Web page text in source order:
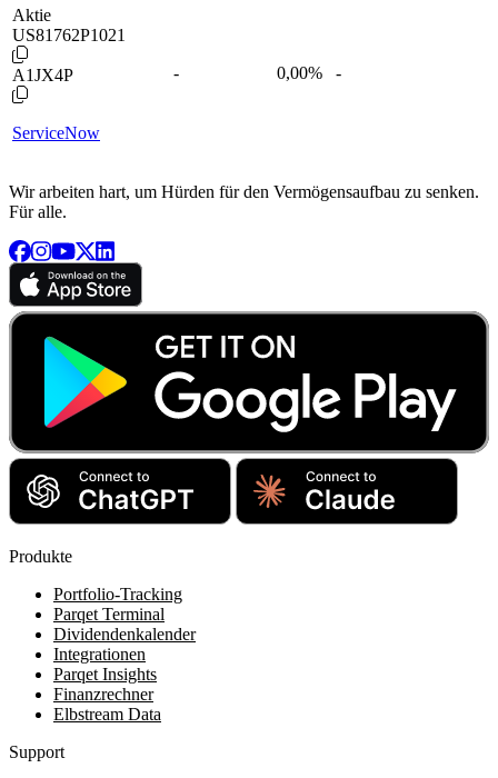
Aktie
US81762P1021
A1JX4P
ServiceNow
- 0,00% -
Wir arbeiten hart, um Hürden für den Vermögensaufbau zu senken.
Für alle.
Produkte
Portfolio-Tracking
Parqet Terminal
Dividendenkalender
Integrationen
Parqet Insights
Finanzrechner
Elbstream Data
Support